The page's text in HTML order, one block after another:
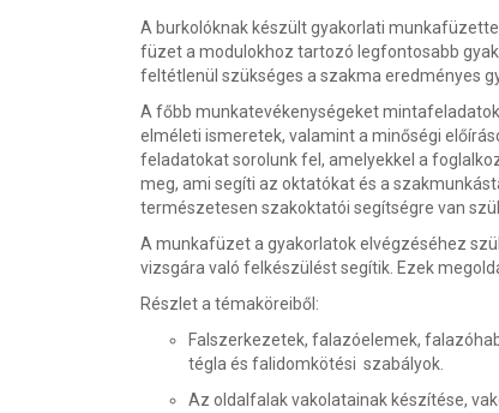
A burkolóknak készült gyakorlati
füzet a modulokhoz tartozó legfontosabb
feltétlenül szükséges a szakma eredményes
A főbb munkatevékenységeket
elméleti ismeretek, valamint a minőségi
feladatokat sorolunk fel, amelyekkel a
meg, ami segíti az oktatókat és a
természetesen szakoktatói segítségre van
A munkafüzet a gyakorlatok elvégzéséhez
vizsgára való felkészülést segítik. Ezek
Részlet a témaköreiből:
Falszerkezetek, falazóelemek,
tégla és falidomkötési szabályok.
Az oldalfalak vakolatainak készítése,